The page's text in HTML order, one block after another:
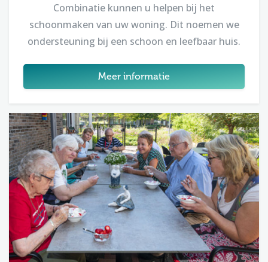
Combinatie kunnen u helpen bij het
schoonmaken van uw woning. Dit noemen we
ondersteuning bij een schoon en leefbaar huis.
Meer informatie